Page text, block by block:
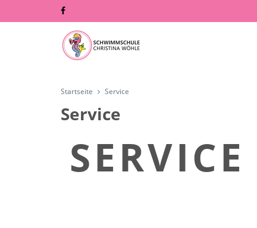
Startseite Service
Service
SERVICE